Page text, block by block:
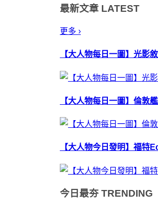
最新文章 LATEST
更多 ›
【大人物每日一圖】光影
【大人物每日一圖】倫敦
【大人物今日發明】福特
今日最夯 TRENDING